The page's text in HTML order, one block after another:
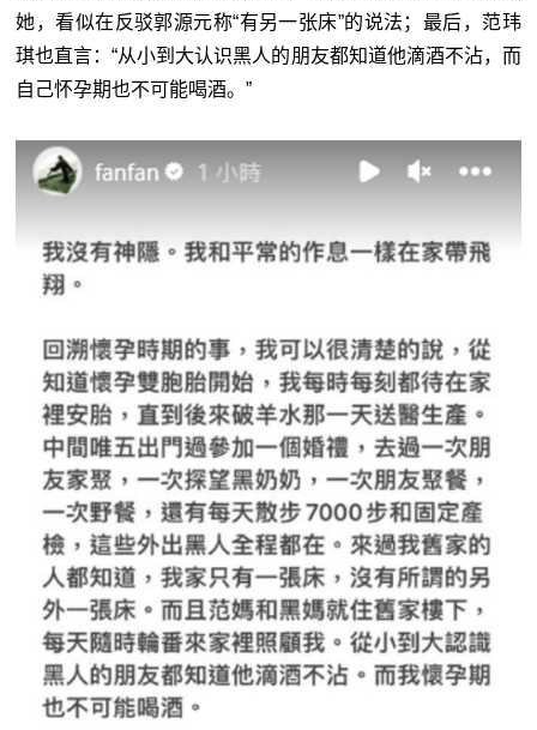
她，看似在反驳郭源元称“有另一张床”的说法；最后，范玮
琪也直言：“从小到大认识黑人的朋友都知道他滴酒不沾，而
自己怀孕期也不可能喝酒。”